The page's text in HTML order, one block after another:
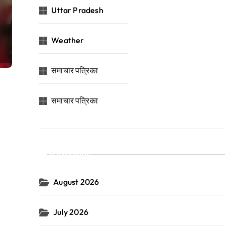
Uttar Pradesh
Weather
समाचार पत्रिका
समाचार पत्रिका
Archives
August 2026
July 2026